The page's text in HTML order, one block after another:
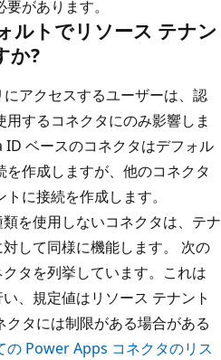
があります。
ルトでリソース テナン
か?
アクセスするユーザーは、認
するコネクタにのみ影響しま
ベースのコネクタはデフォル
を作成しますが、他のコネクタ
に接続を作成します。
を使用しないコネクタは、テナ
して同様に機能します。 次の
タを列挙しています。これは
、規定値はリソース テナント
タには制限がある場合がある
の Power Apps コネクタのリス